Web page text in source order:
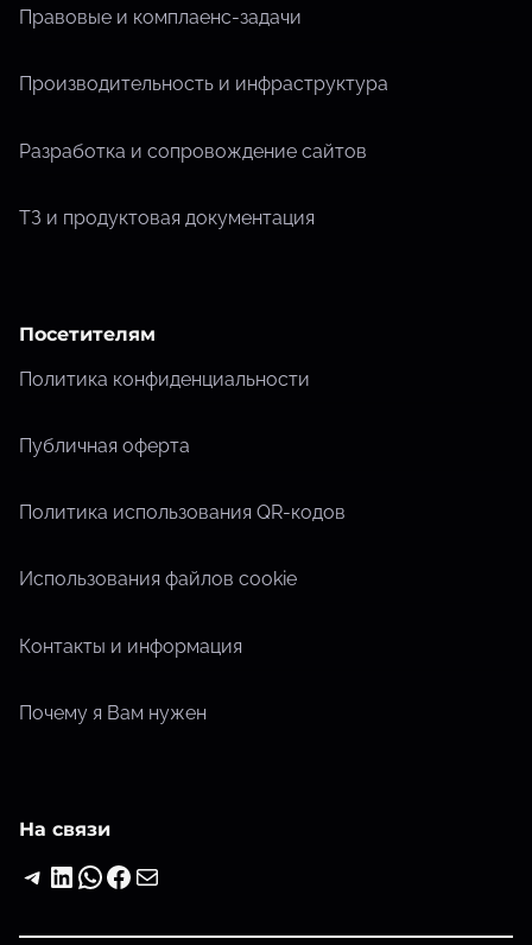
Правовые и комплаенс-задачи
Производительность и инфраструктура
Разработка и сопровождение сайтов
ТЗ и продуктовая документация
Посетителям
Политика конфиденциальности
Публичная оферта
Политика использования QR-кодов
Использования файлов cookie
Контакты и информация
Почему я Вам нужен
На связи
Telegram LinkedIn WhatsApp Facebook Почта